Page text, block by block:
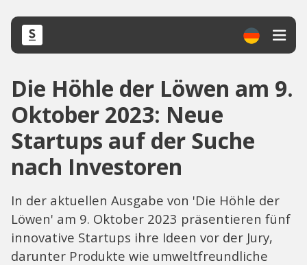
Die Höhle der Löwen am 9.
Oktober 2023: Neue
Startups auf der Suche
nach Investoren
In der aktuellen Ausgabe von 'Die Höhle der
Löwen' am 9. Oktober 2023 präsentieren fünf
innovative Startups ihre Ideen vor der Jury,
darunter Produkte wie umweltfreundliche